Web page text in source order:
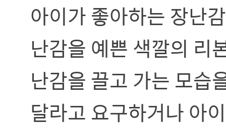
아이가 좋아하는 장난
난감을 예쁜 색깔의 리
난감을 끌고 가는 모습
달라고 요구하거나 아